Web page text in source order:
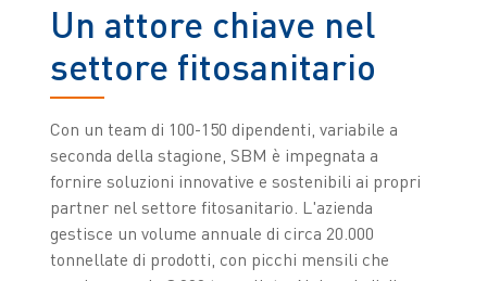
Un attore chiave nel
settore fitosanitario
Con un team di 100-150 dipendenti, variabile a
seconda della stagione, SBM è impegnata a
fornire soluzioni innovative e sostenibili ai propri
partner nel settore fitosanitario. L'azienda
gestisce un volume annuale di circa 20.000
tonnellate di prodotti, con picchi mensili che